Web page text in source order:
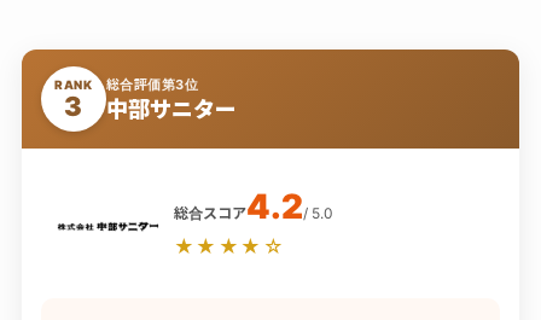
RANK
3
総合評価第3位
中部サニター
総合スコア4.2/ 5.0
★★★★☆